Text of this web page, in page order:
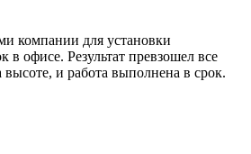
компании для установки
в офисе. Результат превзошел все
высоте, и работа выполнена в срок.